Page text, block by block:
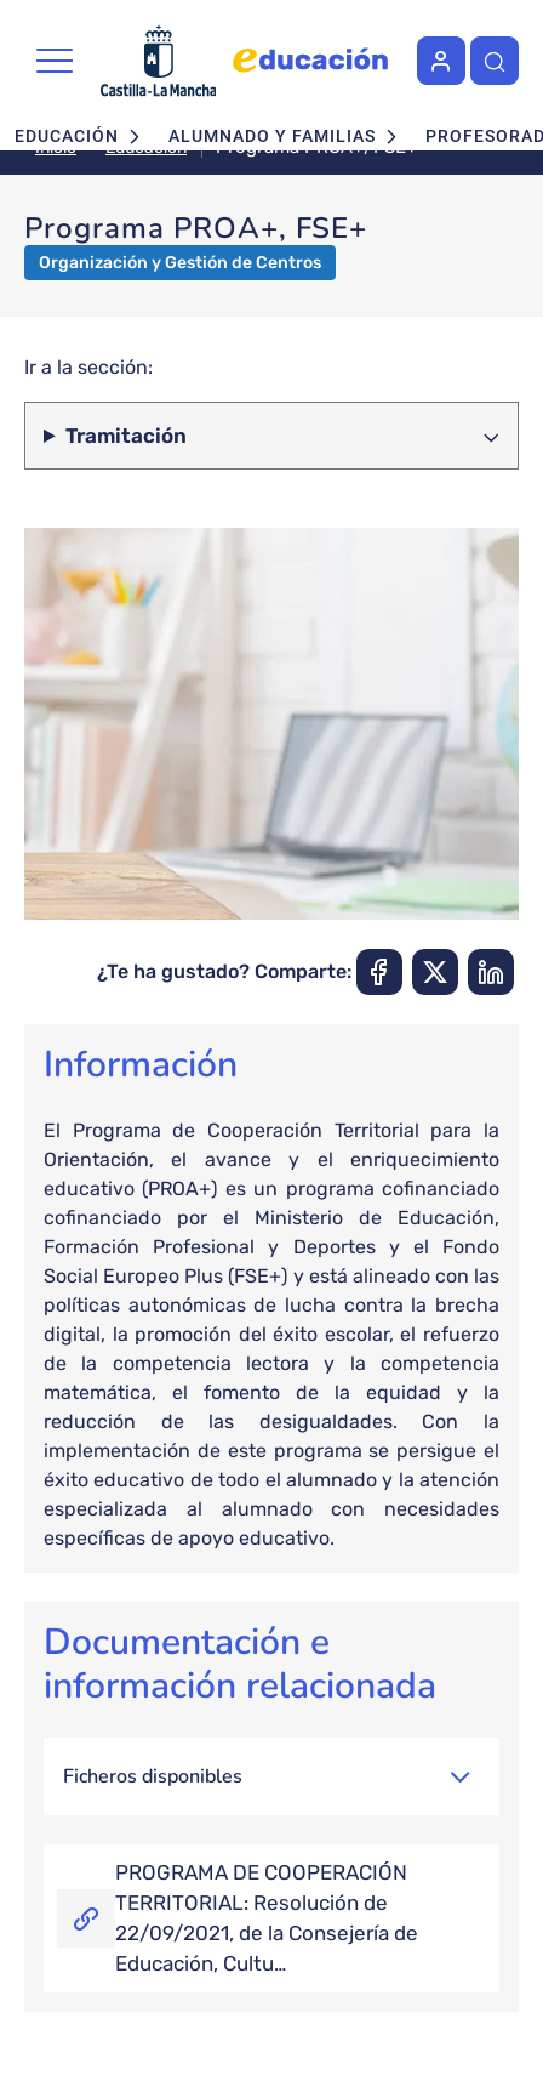
Navegación principal
EDUCACIÓN ALUMNADO Y FAMILIAS
Inicio Educación Programa PROA+, FSE+
Programa PROA+, FSE+
Organización y Gestión de Centros
Ir a la sección:
Tramitación
¿Te ha gustado? Comparte:
Información
El Programa de Cooperación Territorial para la
Orientación, el avance y el enriquecimiento
educativo (PROA+) es un programa cofinanciado
cofinanciado por el Ministerio de Educación,
Formación Profesional y Deportes y el Fondo
Social Europeo Plus (FSE+) y está alineado con las
políticas autonómicas de lucha contra la brecha
digital, la promoción del éxito escolar, el refuerzo
de la competencia lectora y la competencia
matemática, el fomento de la equidad y la
reducción de las desigualdades. Con la
implementación de este programa se persigue el
éxito educativo de todo el alumnado y la atención
especializada al alumnado con necesidades
específicas de apoyo educativo.
Documentación e
información relacionada
Ficheros disponibles
PROGRAMA DE COOPERACIÓN
TERRITORIAL: Resolución de
22/09/2021, de la Consejería de
Educación, Cultu…